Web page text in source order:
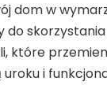
dom w
do
które
i